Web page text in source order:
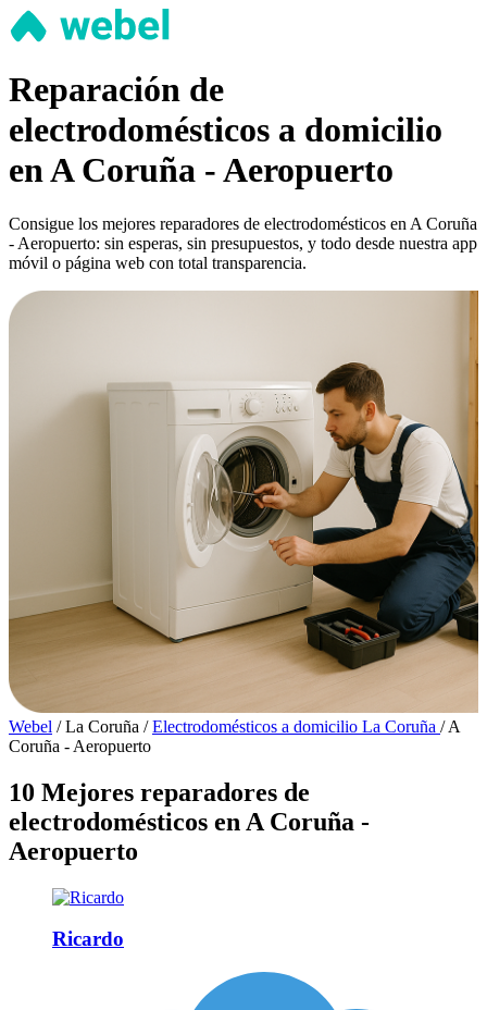
Reparación de
electrodomésticos a domicilio
en A Coruña - Aeropuerto
Consigue los mejores reparadores de electrodomésticos en A Coruña
- Aeropuerto: sin esperas, sin presupuestos, y todo desde nuestra app
móvil o página web con total transparencia.
Webel / La Coruña / Electrodomésticos a domicilio La Coruña / A
Coruña - Aeropuerto
10 Mejores reparadores de
electrodomésticos en A Coruña -
Aeropuerto
Ricardo